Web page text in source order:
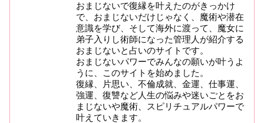
おまじないで復縁を叶えたのがきっかけ
で、おまじないだけじゃなく、魔術や潜在
意識を学び、そして海外に渡って、魔女に
弟子入りし術師になった管理人が紹介する
おまじないと占いのサイトです。
おまじないパワーでみんなの願いが叶うよ
うに、このサイトを始めました。
復縁、片思い、不倫成就、金運、仕事運、
強運、復讐など人生の悩みや迷いごとをお
まじないや魔術、スピリチュアルパワーで
叶えていきます。